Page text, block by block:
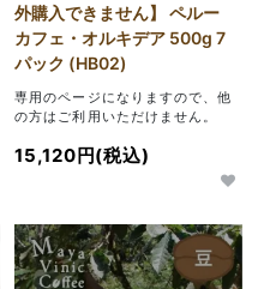
外購入できません】 ペルー
カフェ・オルキデア 500g 7
パック (HB02)
専用のページになりますので、他
の方はご利用いただけません。
15,120円(税込)